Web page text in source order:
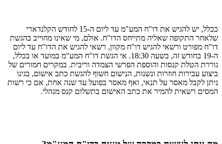
ככלל, יש להגיש את דו"ח המע"מ עד ליום ה-15 לחודש הקלנדארי
שלאחר התקופה שאליה מתייחס הדו"ח. אולם, מי שאינו מחוייב בהגשת
דו"ח מפורט ורשאי להגיש דו"ח מקוון, רשאי להגיש את הדו"ח עד ליום
ה-19 בחודש זה, בשעה 18:30. אי הגשת דו"ח המע"מ במועד או בכלל,
גוררת הטלת קנסות והוספת הפרשי הצמדה וריבית. במקרים חמורים של
ביצוע עבירות חוזרות ונשנות, הנישום חשוף להגשת כתב אישום, בגינו
ניתן לקבל מאסר על תנאי, ואף מאסר בפועל עד שנה אחת, אם כי רשות
המסים רשאית להמיר את כתב האישום בתשלום קנס מנהלי.